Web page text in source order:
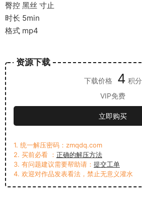
臀控 黑丝 寸止
时长 5min
格式 mp4
资源下载
下载价格 4 积分
VIP免费
立即购买
1. 统一解压密码：zmqdq.com
2. 买前必看 ： 正确的解压方法
3. 有问题建议需要帮助请： 提交工单
4. 欢迎对作品发表看法，禁止无意义灌水